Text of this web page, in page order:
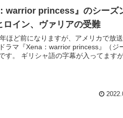
warrior princess』のシーズ
ロイン、ヴァリアの受難
ほど前になりますが、アメリカで放
ラマ『Xena：warrior princess』（ジ
ますが、埋